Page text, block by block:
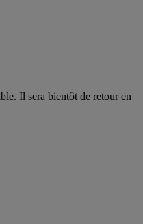
Il sera bientôt de retour en